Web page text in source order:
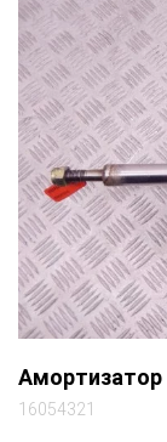
Амортизатор
16054321